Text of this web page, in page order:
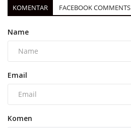
KOMENTAR FACEBOOK COMMENTS
Name
Email
Komen